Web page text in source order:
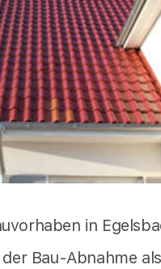
in
Bau-Abnahme als